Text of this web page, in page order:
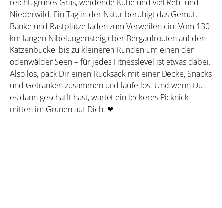
reicht, grünes Gras, weidende Kühe und viel Reh- und
Niederwild. Ein Tag in der Natur beruhigt das Gemüt,
Bänke und Rastplätze laden zum Verweilen ein. Vom 130
km langen Nibelungensteig über Bergaufrouten auf den
Katzenbuckel bis zu kleineren Runden um einen der
odenwälder Seen – für jedes Fitnesslevel ist etwas dabei.
Also los, pack Dir einen Rucksack mit einer Decke, Snacks
und Getränken zusammen und laufe los. Und wenn Du
es dann geschafft hast, wartet ein leckeres Picknick
mitten im Grünen auf Dich. ❤